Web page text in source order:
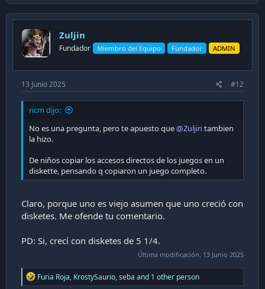
c
t
o
n
s
Zuljin
Fundador Miembro del Equipo Fundador ADMIN
13 Junio 2025 #12
ricm dijo:
No es una pregunta, pero te apuesto que@Zuljin tambien
la hizo.
De niños copiar los accesos directos de los juegos en un
diskette, pensando q copiaron un juego completo.
Claro, porque uno es viejo asumen que uno creció con
disketes. Me ofende tu comentario.
PD: Si, crecí con disketes de 5 1/4.
Última modificación: 13 Junio 2025
R
e
Furia Roja, KrostySaurio,seba and 1 other person